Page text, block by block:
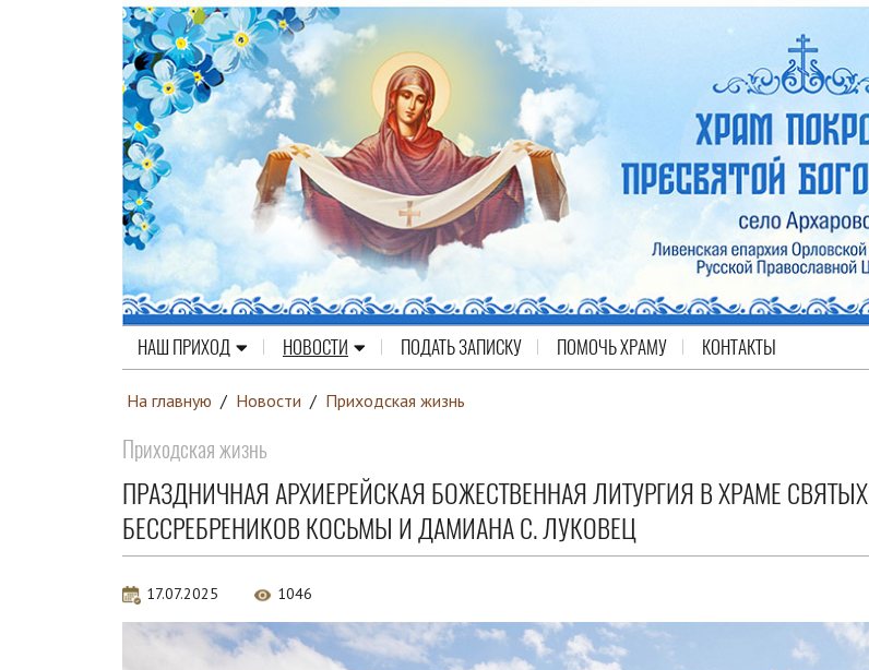
НАШ ПРИХОД НОВОСТИ ПОДАТЬ ЗАПИСКУ ПОМОЧЬ ХРАМУ КОНТАКТЫ
На главную / Новости / Приходская жизнь
Приходская жизнь
ПРАЗДНИЧНАЯ АРХИЕРЕЙСКАЯ БОЖЕСТВЕННАЯ ЛИТУРГИЯ В ХРАМЕ СВЯТЫХ
БЕССРЕБРЕНИКОВ КОСЬМЫ И ДАМИАНА С. ЛУКОВЕЦ
17.07.2025 1046